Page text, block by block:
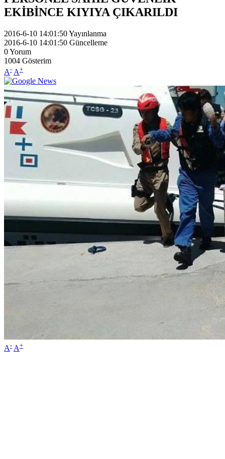
EKİBİNCE KIYIYA ÇIKARILDI
2016-6-10 14:01:50Yayınlanma
2016-6-10 14:01:50 Güncelleme
0Yorum
1004 Gösterim
A- A+
A- A+